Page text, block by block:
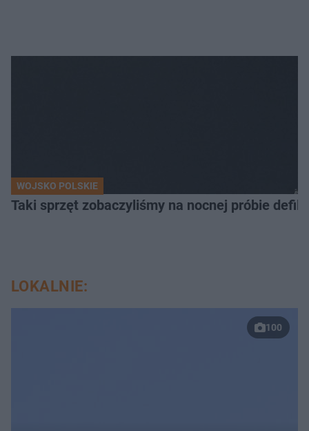
WOJSKO POLSKIE
Taki sprzęt zobaczyliśmy na nocnej próbie
LOKALNIE:
100